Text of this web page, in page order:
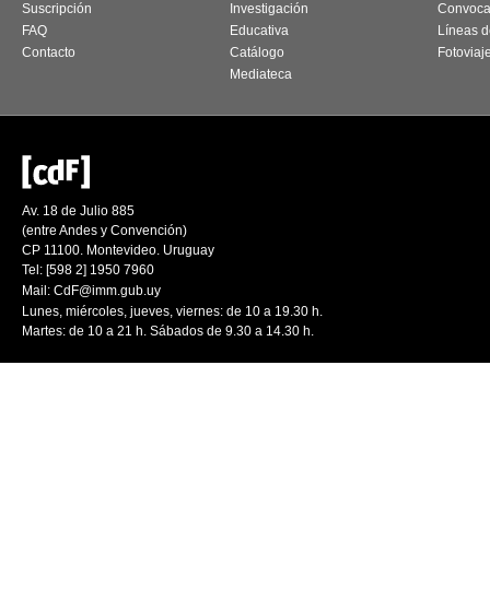
Suscripción
FAQ
Contacto
Investigación
Educativa
Catálogo
Mediateca
Líneas
Av. 18 de Julio 885
(entre Andes y Convención)
CP 11100. Montevideo. Uruguay
Tel: [598 2] 1950 7960
Mail: CdF@imm.gub.uy
Lunes, miércoles, jueves, viernes: de 10 a 19.30 h.
Martes: de 10 a 21 h. Sábados de 9.30 a 14.30 h.